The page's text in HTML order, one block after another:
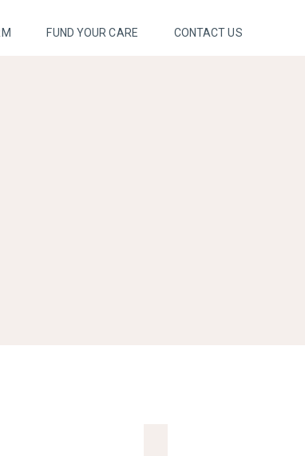
FUND YOUR CARE CONTACT US